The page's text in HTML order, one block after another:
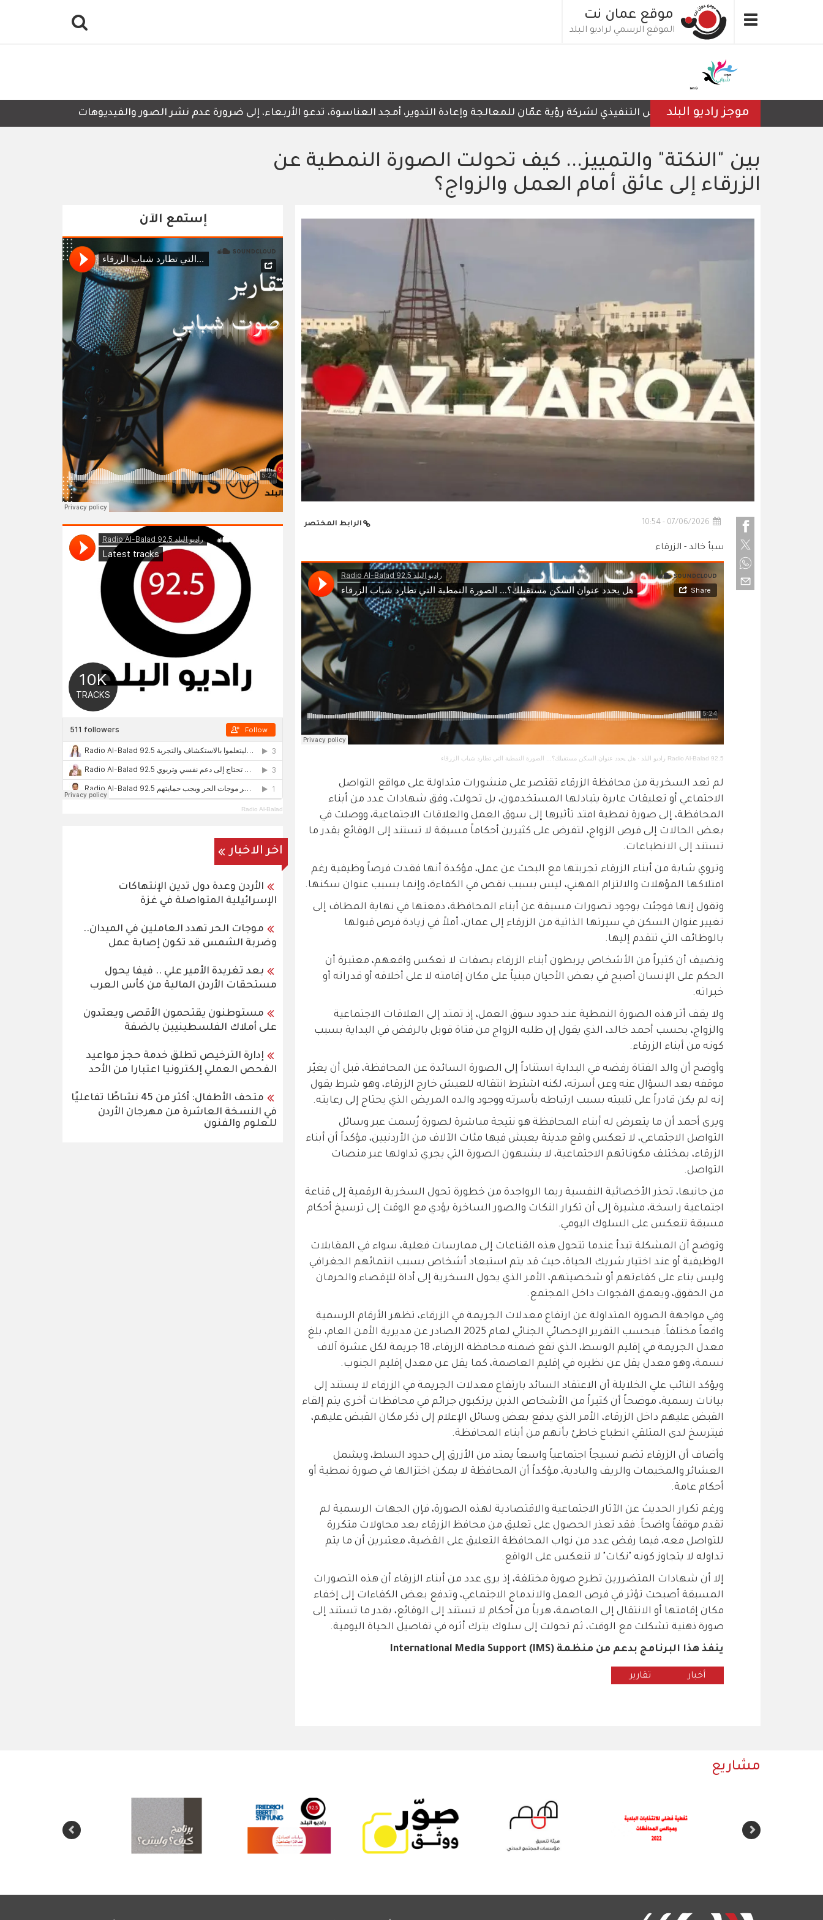
Toggle
navigation
موقع عمان نت
الموقع الرسمي لراديو البلد
موجز راديو البلدالرئيس التنفيذي لشركة رؤية عمّان للمعالجة وإعادة التدوير، أمجد العناسوة، تدعو الأربعاء، إلى ضرورة عدم نشر الصور والفيديوهات التي لا تحتوي على أي
بين "النكتة" والتمييز... كيف تحولت الصورة النمطية عن
الزرقاء إلى عائق أمام العمل والزواج؟
07/06/2026 - 10:54 الرابط المختصر
سبأ خالد - الزرقاء
Radio Al-Balad 92.5 راديو البلد · هل يحدد عنوان السكن مستقبلك؟... الصورة النمطية التي تطارد شباب الزرقاء
لم تعد السخرية من محافظة الزرقاء تقتصر على منشورات متداولة على مواقع التواصل
الاجتماعي أو تعليقات عابرة يتبادلها المستخدمون، بل تحولت، وفق شهادات عدد من أبناء
المحافظة، إلى صورة نمطية امتد تأثيرها إلى سوق العمل والعلاقات الاجتماعية، ووصلت في
بعض الحالات إلى فرص الزواج، لتفرض على كثيرين أحكاماً مسبقة لا تستند إلى الوقائع بقدر ما
تستند إلى الانطباعات.
وتروي شابة من أبناء الزرقاء تجربتها مع البحث عن عمل، مؤكدة أنها فقدت فرصاً وظيفية رغم
امتلاكها المؤهلات والالتزام المهني، ليس بسبب نقص في الكفاءة، وإنما بسبب عنوان سكنها.
وتقول إنها فوجئت بوجود تصورات مسبقة عن أبناء المحافظة، دفعتها في نهاية المطاف إلى
تغيير عنوان السكن في سيرتها الذاتية من الزرقاء إلى عمان، أملاً في زيادة فرص قبولها
بالوظائف التي تتقدم إليها.
وتضيف أن كثيراً من الأشخاص يربطون أبناء الزرقاء بصفات لا تعكس واقعهم، معتبرة أن
الحكم على الإنسان أصبح في بعض الأحيان مبنياً على مكان إقامته لا على أخلاقه أو قدراته أو
خبراته.
ولا يقف أثر هذه الصورة النمطية عند حدود سوق العمل، إذ تمتد إلى العلاقات الاجتماعية
والزواج، بحسب أحمد خالد، الذي يقول إن طلبه الزواج من فتاة قوبل بالرفض في البداية بسبب
كونه من أبناء الزرقاء.
وأوضح أن والد الفتاة رفضه في البداية استناداً إلى الصورة السائدة عن المحافظة، قبل أن يغيّر
موقفه بعد السؤال عنه وعن أسرته، لكنه اشترط انتقاله للعيش خارج الزرقاء، وهو شرط يقول
إنه لم يكن قادراً على تلبيته بسبب ارتباطه بأسرته ووجود والده المريض الذي يحتاج إلى رعايته.
ويرى أحمد أن ما يتعرض له أبناء المحافظة هو نتيجة مباشرة لصورة رُسمت عبر وسائل
التواصل الاجتماعي، لا تعكس واقع مدينة يعيش فيها مئات الآلاف من الأردنيين، مؤكداً أن أبناء
الزرقاء، بمختلف مكوناتهم الاجتماعية، لا يشبهون الصورة التي يجري تداولها عبر منصات
التواصل.
من جانبها، تحذر الأخصائية النفسية ريما الرواجدة من خطورة تحول السخرية الرقمية إلى قناعة
اجتماعية راسخة، مشيرة إلى أن تكرار النكات والصور الساخرة يؤدي مع الوقت إلى ترسيخ أحكام
مسبقة تنعكس على السلوك اليومي.
وتوضح أن المشكلة تبدأ عندما تتحول هذه القناعات إلى ممارسات فعلية، سواء في المقابلات
الوظيفية أو عند اختيار شريك الحياة، حيث قد يتم استبعاد أشخاص بسبب انتمائهم الجغرافي
وليس بناء على كفاءتهم أو شخصيتهم، الأمر الذي يحول السخرية إلى أداة للإقصاء والحرمان
من الحقوق، ويعمق الفجوات داخل المجتمع.
وفي مواجهة الصورة المتداولة عن ارتفاع معدلات الجريمة في الزرقاء، تظهر الأرقام الرسمية
واقعاً مختلفاً. فبحسب التقرير الإحصائي الجنائي لعام 2025 الصادر عن مديرية الأمن العام، بلغ
معدل الجريمة في إقليم الوسط، الذي تقع ضمنه محافظة الزرقاء، 18 جريمة لكل عشرة آلاف
نسمة، وهو معدل يقل عن نظيره في إقليم العاصمة، كما يقل عن معدل إقليم الجنوب.
ويؤكد النائب علي الخلايلة أن الاعتقاد السائد بارتفاع معدلات الجريمة في الزرقاء لا يستند إلى
بيانات رسمية، موضحاً أن كثيراً من الأشخاص الذين يرتكبون جرائم في محافظات أخرى يتم إلقاء
القبض عليهم داخل الزرقاء، الأمر الذي يدفع بعض وسائل الإعلام إلى ذكر مكان القبض عليهم،
فيترسخ لدى المتلقي انطباع خاطئ بأنهم من أبناء المحافظة.
وأضاف أن الزرقاء تضم نسيجاً اجتماعياً واسعاً يمتد من الأزرق إلى حدود السلط، ويشمل
العشائر والمخيمات والريف والبادية، مؤكداً أن المحافظة لا يمكن اختزالها في صورة نمطية أو
أحكام عامة.
ورغم تكرار الحديث عن الآثار الاجتماعية والاقتصادية لهذه الصورة، فإن الجهات الرسمية لم
تقدم موقفاً واضحاً. فقد تعذر الحصول على تعليق من محافظ الزرقاء بعد محاولات متكررة
للتواصل معه، فيما رفض عدد من نواب المحافظة التعليق على القضية، معتبرين أن ما يتم
تداوله لا يتجاوز كونه "نكات" لا تنعكس على الواقع.
إلا أن شهادات المتضررين تطرح صورة مختلفة، إذ يرى عدد من أبناء الزرقاء أن هذه التصورات
المسبقة أصبحت تؤثر في فرص العمل والاندماج الاجتماعي، وتدفع بعض الكفاءات إلى إخفاء
مكان إقامتها أو الانتقال إلى العاصمة، هرباً من أحكام لا تستند إلى الوقائع، بقدر ما تستند إلى
صورة ذهنية تشكلت مع الوقت، ثم تحولت إلى سلوك يترك أثره في تفاصيل الحياة اليومية.
ينفذ هذا البرنامج بدعم من منظمة International Media Support (IMS)
أخبار تقارير
إستمع الآن
Radio Al-Balad
اخر الاخبار
الأردن وعدة دول تدين الإنتهاكات
الإسرائيلية المتواصلة في غزة
موجات الحر تهدد العاملين في الميدان..
وضربة الشمس قد تكون إصابة عمل
بعد تغريدة الأمير علي .. فيفا يحول
مستحقات الأردن المالية من كأس العرب
مستوطنون يقتحمون الأقصى ويعتدون
على أملاك الفلسطينيين بالضفة
إدارة الترخيص تطلق خدمة حجز مواعيد
الفحص العملي إلكترونيا اعتبارا من الأحد
متحف الأطفال: أكثر من 45 نشاطًا تفاعليًا
في النسخة العاشرة من مهرجان الأردن
للعلوم والفنون
مشاريع